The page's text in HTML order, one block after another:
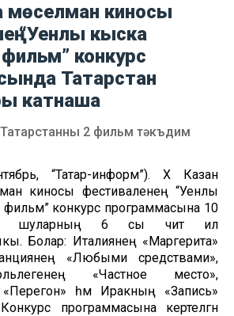
мөселман киносы
“Уенлы кыска
конкурс
Татарстан
катнаша
2 фильм тәкъдим
“Татар-информ”). Х Казан
киносы фестиваленең “Уенлы
конкурс программасына 10
шуларның 6 сы чит ил
Болар: Италиянең «Маргерита»
«Любыми средствами»,
«Частное место»,
һәм Иракның «Запись»
программасына кертелгән